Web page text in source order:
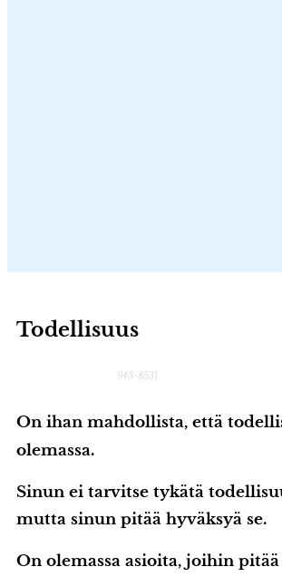
Todellisuus
943-853
On ihan mahdollista, että
olemassa.
Sinun ei tarvitse tykätä
mutta sinun pitää hyväksyä se.
On olemassa asioita, joihin